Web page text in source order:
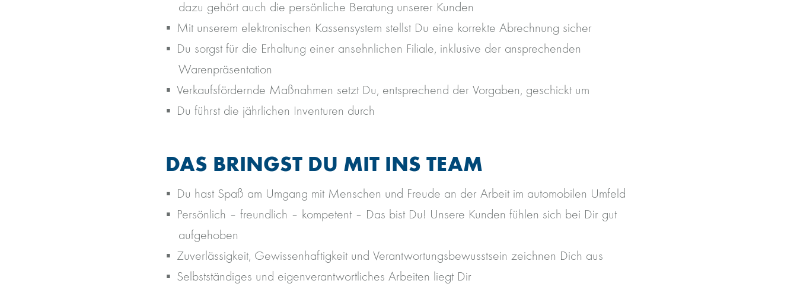
dazu gehört auch die persönliche Beratung unserer Kunden
Mit unserem elektronischen Kassensystem stellst Du eine korrekte Abrechnung sicher
Du sorgst für die Erhaltung einer ansehnlichen Filiale, inklusive der ansprechenden
Warenpräsentation
Verkaufsfördernde Maßnahmen setzt Du, entsprechend der Vorgaben, geschickt um
Du führst die jährlichen Inventuren durch
DAS BRINGST DU MIT INS TEAM
Du hast Spaß am Umgang mit Menschen und Freude an der Arbeit im automobilen Umfeld
Persönlich – freundlich – kompetent – Das bist Du! Unsere Kunden fühlen sich bei Dir gut
aufgehoben
Zuverlässigkeit, Gewissenhaftigkeit und Verantwortungsbewusstsein zeichnen Dich aus
Selbstständiges und eigenverantwortliches Arbeiten liegt Dir